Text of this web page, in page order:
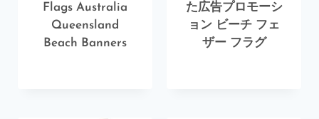
Flags Australia
Queensland
Beach Banners
た広告プロモーシ
ョン ビーチ フェ
ザー フラグ